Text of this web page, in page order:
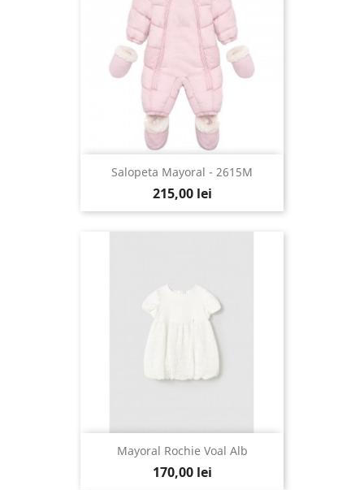
Salopeta Mayoral - 2615M
215,00 lei
Mayoral Rochie Voal Alb
170,00 lei